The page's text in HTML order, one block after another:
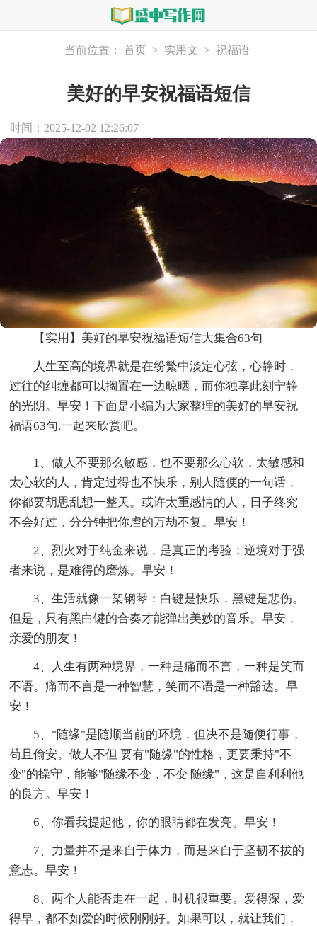
当前位置： 首页 > 实用文 > 祝福语
美好的早安祝福语短信
时间：2025-12-02 12:26:07
【实用】美好的早安祝福语短信大集合63句
人生至高的境界就是在纷繁中淡定心弦，心静时，
过往的纠缠都可以搁置在一边晾晒，而你独享此刻宁静
的光阴。早安！下面是小编为大家整理的美好的早安祝
福语63句,一起来欣赏吧。
1、做人不要那么敏感，也不要那么心软，太敏感和
太心软的人，肯定过得也不快乐，别人随便的一句话，
你都要胡思乱想一整天。或许太重感情的人，日子终究
不会好过，分分钟把你虐的万劫不复。早安！
2、烈火对于纯金来说，是真正的考验；逆境对于强
者来说，是难得的磨炼。早安！
3、生活就像一架钢琴：白键是快乐，黑键是悲伤。
但是，只有黑白键的合奏才能弹出美妙的音乐。早安，
亲爱的朋友！
4、人生有两种境界，一种是痛而不言，一种是笑而
不语。痛而不言是一种智慧，笑而不语是一种豁达。早
安！
5、"随缘"是随顺当前的环境，但决不是随便行事，
苟且偷安。做人不但 要有"随缘"的性格，更要秉持"不
变"的操守，能够"随缘不变，不变 随缘"，这是自利利他
的良方。早安！
6、你看我提起他，你的眼睛都在发亮。早安！
7、力量并不是来自于体力，而是来自于坚韧不拔的
意志。早安！
8、两个人能否走在一起，时机很重要。爱得深，爱
得早，都不如爱的时候刚刚好。如果可以，就让我们，